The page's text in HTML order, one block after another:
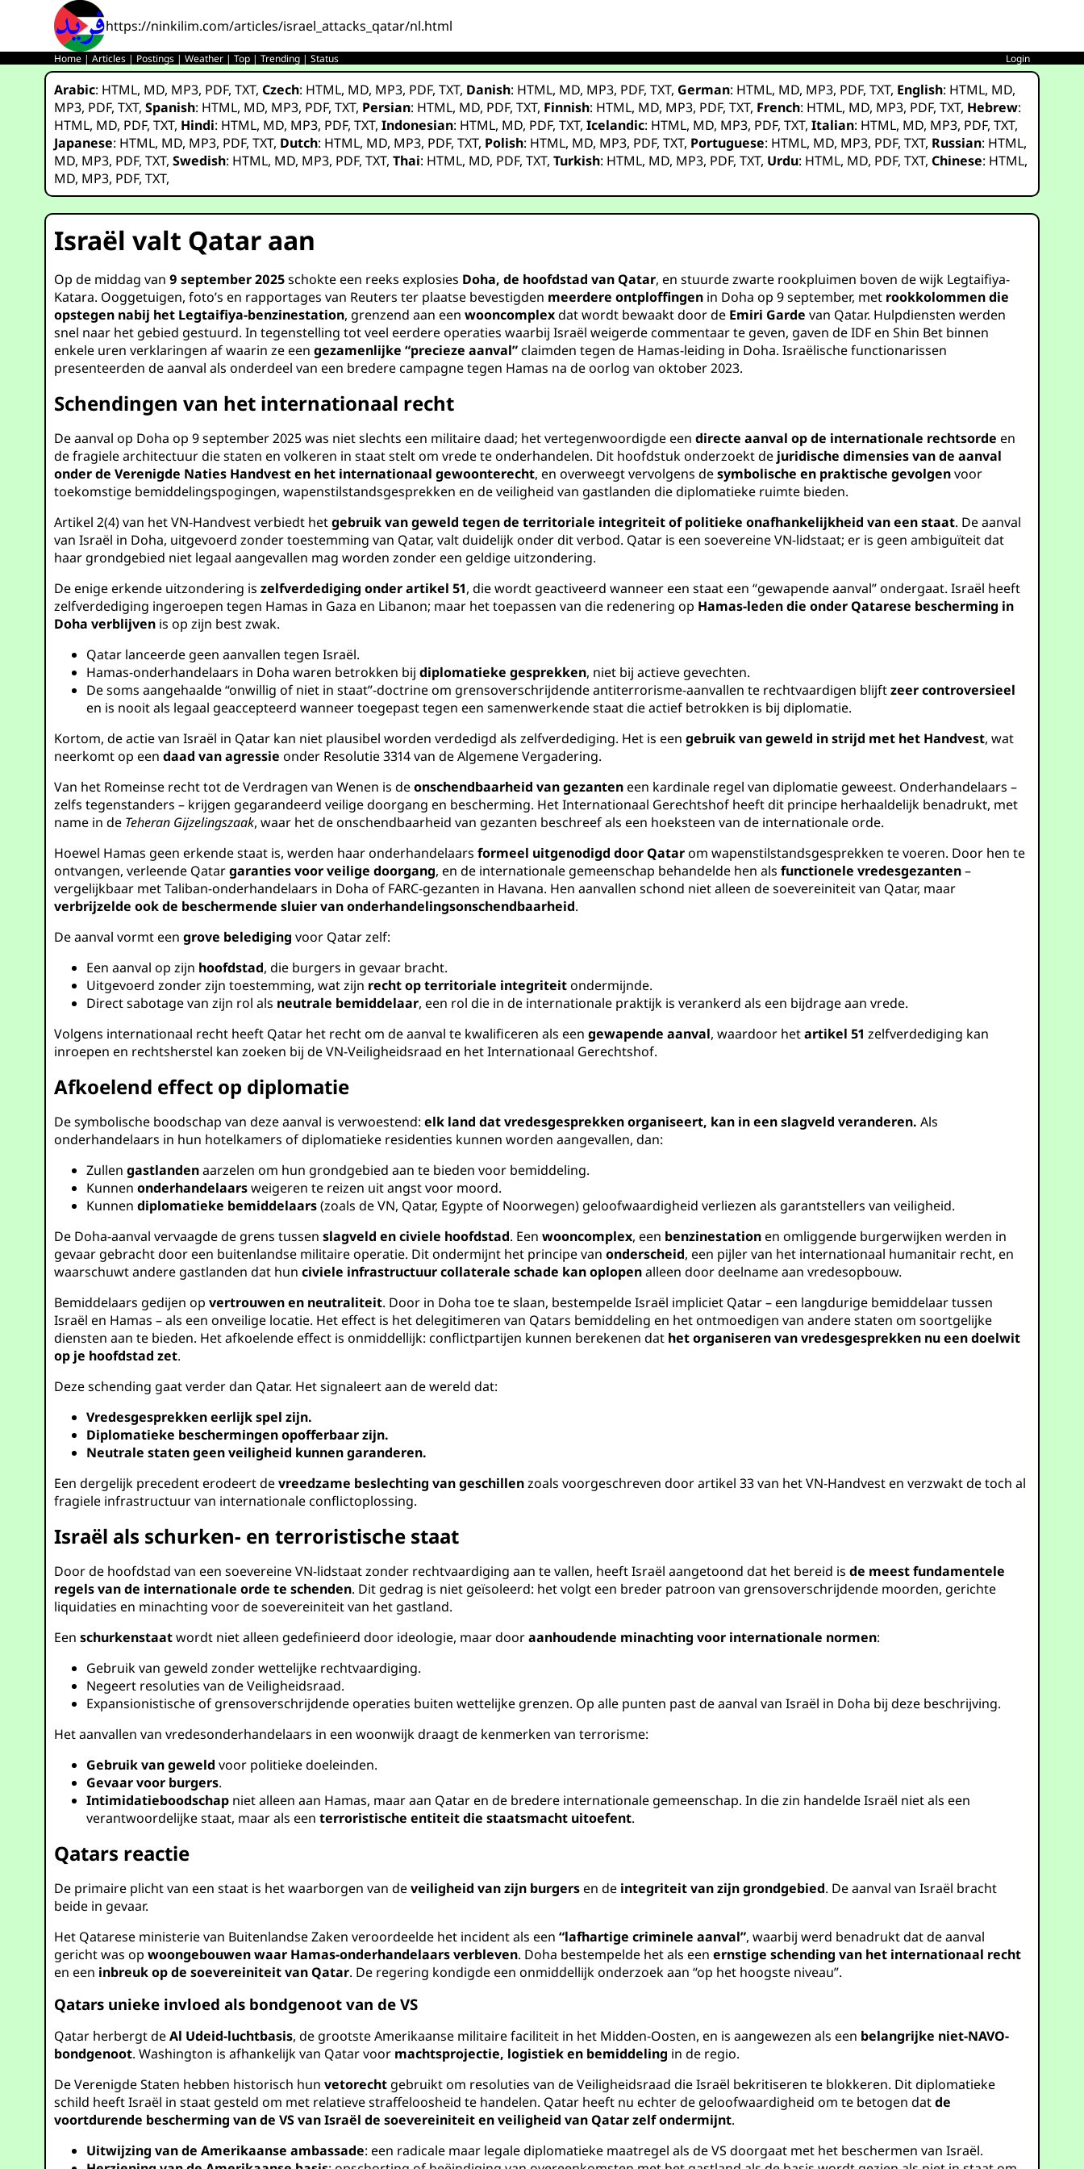
https://ninkilim.com/articles/israel_attacks_qatar/nl.html
Home |Articles | Postings |Weather |Top |Trending |Status Login
Arabic: HTML, MD, MP3, PDF,TXT,Czech: HTML, MD, MP3, PDF,TXT, Danish: HTML, MD, MP3, PDF,TXT, German: HTML, MD, MP3, PDF,TXT, English: HTML, MD,
MP3, PDF,TXT,Spanish: HTML, MD, MP3, PDF,TXT, Persian: HTML, MD, PDF,TXT, Finnish: HTML, MD, MP3, PDF,TXT, French: HTML, MD, MP3, PDF,TXT, Hebrew:
HTML, MD, PDF,TXT, Hindi: HTML, MD, MP3, PDF,TXT,Indonesian: HTML, MD, PDF,TXT,Icelandic: HTML, MD, MP3, PDF,TXT,Italian: HTML, MD, MP3, PDF,TXT,
Japanese: HTML, MD, MP3, PDF,TXT, Dutch: HTML, MD, MP3, PDF,TXT, Polish: HTML, MD, MP3, PDF,TXT, Portuguese: HTML, MD, MP3, PDF,TXT, Russian: HTML,
MD, MP3, PDF,TXT,Swedish: HTML, MD, MP3, PDF,TXT,Thai: HTML, MD, PDF,TXT,Turkish: HTML, MD, MP3, PDF,TXT, Urdu: HTML, MD, PDF,TXT,Chinese: HTML,
MD, MP3, PDF,TXT,
Israël valt Qatar aan
Op de middag van9 september 2025schokte een reeks explosies Doha, de hoofdstad van Qatar, en stuurde zwarte rookpluimen boven de wijk Legtaifiya-
Katara. Ooggetuigen, foto’s en rapportages van Reuters ter plaatse bevestigden meerdere ontploffingen in Doha op 9 september, met rookkolommen die
opstegen nabij het Legtaifiya-benzinestation, grenzend aan eenwooncomplexdat wordt bewaakt door de Emiri Garde van Qatar. Hulpdiensten werden
snel naar het gebied gestuurd. In tegenstelling tot veel eerdere operaties waarbij Israël weigerde commentaar te geven, gaven de IDF en Shin Bet binnen
enkele uren verklaringen af waarin ze eengezamenlijke “precieze aanval”claimden tegen de Hamas-leiding in Doha. Israëlische functionarissen
presenteerden de aanval als onderdeel van een bredere campagne tegen Hamas na de oorlog van oktober 2023.
Schendingen van het internationaal recht
De aanval op Doha op 9 september 2025 was niet slechts een militaire daad; het vertegenwoordigde eendirecte aanval op de internationale rechtsorde en
de fragiele architectuur die staten en volkeren in staat stelt om vrede te onderhandelen. Dit hoofdstuk onderzoekt de juridische dimensies van de aanval
onder de Verenigde Naties Handvest en het internationaal gewoonterecht, en overweegt vervolgens desymbolische en praktische gevolgenvoor
toekomstige bemiddelingspogingen, wapenstilstandsgesprekken en de veiligheid van gastlanden die diplomatieke ruimte bieden.
Artikel 2(4) van het VN-Handvest verbiedt hetgebruik van geweld tegen de territoriale integriteit of politieke onafhankelijkheid van een staat. De aanval
van Israël in Doha, uitgevoerd zonder toestemming van Qatar, valt duidelijk onder dit verbod. Qatar is een soevereine VN-lidstaat; er is geen ambiguïteit dat
haar grondgebied niet legaal aangevallen mag worden zonder een geldige uitzondering.
De enige erkende uitzondering iszelfverdediging onder artikel 51, die wordt geactiveerd wanneer een staat een “gewapende aanval” ondergaat. Israël heeft
zelfverdediging ingeroepen tegen Hamas in Gaza en Libanon; maar het toepassen van die redenering op Hamas-leden die onder Qatarese bescherming in
Doha verblijven is op zijn best zwak.
Qatar lanceerde geen aanvallen tegen Israël.
Hamas-onderhandelaars in Doha waren betrokken bijdiplomatieke gesprekken, niet bij actieve gevechten.
De soms aangehaalde “onwillig of niet in staat”-doctrine om grensoverschrijdende antiterrorisme-aanvallen te rechtvaardigen blijftzeer controversieel
en is nooit als legaal geaccepteerd wanneer toegepast tegen een samenwerkende staat die actief betrokken is bij diplomatie.
Kortom, de actie van Israël in Qatar kan niet plausibel worden verdedigd als zelfverdediging. Het is eengebruik van geweld in strijd met het Handvest, wat
neerkomt op eendaad van agressie onder Resolutie 3314 van de Algemene Vergadering.
Van het Romeinse recht tot de Verdragen van Wenen is deonschendbaarheid van gezanteneen kardinale regel van diplomatie geweest. Onderhandelaars –
zelfs tegenstanders – krijgen gegarandeerd veilige doorgang en bescherming. Het Internationaal Gerechtshof heeft dit principe herhaaldelijk benadrukt, met
name in de Teheran Gijzelingszaak, waar het de onschendbaarheid van gezanten beschreef als een hoeksteen van de internationale orde.
Hoewel Hamas geen erkende staat is, werden haar onderhandelaarsformeel uitgenodigd door Qatarom wapenstilstandsgesprekken te voeren. Door hen te
ontvangen, verleende Qatargaranties voor veilige doorgang, en de internationale gemeenschap behandelde hen alsfunctionele vredesgezanten–
vergelijkbaar met Taliban-onderhandelaars in Doha of FARC-gezanten in Havana. Hen aanvallen schond niet alleen de soevereiniteit van Qatar, maar
verbrijzelde ook de beschermende sluier van onderhandelingsonschendbaarheid.
De aanval vormt eengrove belediging voor Qatar zelf:
Een aanval op zijn hoofdstad, die burgers in gevaar bracht.
Uitgevoerd zonder zijn toestemming, wat zijn recht op territoriale integriteitondermijnde.
Direct sabotage van zijn rol als neutrale bemiddelaar, een rol die in de internationale praktijk is verankerd als een bijdrage aan vrede.
Volgens internationaal recht heeft Qatar het recht om de aanval te kwalificeren als eengewapende aanval, waardoor hetartikel 51 zelfverdediging kan
inroepen en rechtsherstel kan zoeken bij de VN-Veiligheidsraad en het Internationaal Gerechtshof.
Afkoelend effect op diplomatie
De symbolische boodschap van deze aanval is verwoestend:elk land dat vredesgesprekken organiseert, kan in een slagveld veranderen. Als
onderhandelaars in hun hotelkamers of diplomatieke residenties kunnen worden aangevallen, dan:
Zullengastlandenaarzelen om hun grondgebied aan te bieden voor bemiddeling.
Kunnenonderhandelaarsweigeren te reizen uit angst voor moord.
Kunnendiplomatieke bemiddelaars(zoals de VN, Qatar, Egypte of Noorwegen) geloofwaardigheid verliezen als garantstellers van veiligheid.
De Doha-aanval vervaagde de grens tussenslagveld en civiele hoofdstad. Eenwooncomplex, een benzinestationen omliggende burgerwijken werden in
gevaar gebracht door een buitenlandse militaire operatie. Dit ondermijnt het principe vanonderscheid, een pijler van het internationaal humanitair recht, en
waarschuwt andere gastlanden dat hunciviele infrastructuur collaterale schade kan oplopenalleen door deelname aan vredesopbouw.
Bemiddelaars gedijen opvertrouwen en neutraliteit. Door in Doha toe te slaan, bestempelde Israël impliciet Qatar – een langdurige bemiddelaar tussen
Israël en Hamas – als een onveilige locatie. Het effect is het delegitimeren van Qatars bemiddeling en het ontmoedigen van andere staten om soortgelijke
diensten aan te bieden. Het afkoelende effect is onmiddellijk: conflictpartijen kunnen berekenen dat het organiseren van vredesgesprekken nu een doelwit
op je hoofdstad zet.
Deze schending gaat verder dan Qatar. Het signaleert aan de wereld dat:
Vredesgesprekken eerlijk spel zijn.
Diplomatieke beschermingen opofferbaar zijn.
Neutrale staten geen veiligheid kunnen garanderen.
Een dergelijk precedent erodeert devreedzame beslechting van geschillenzoals voorgeschreven door artikel 33 van het VN-Handvest en verzwakt de toch al
fragiele infrastructuur van internationale conflictoplossing.
Israël als schurken- en terroristische staat
Door de hoofdstad van een soevereine VN-lidstaat zonder rechtvaardiging aan te vallen, heeft Israël aangetoond dat het bereid isde meest fundamentele
regels van de internationale orde te schenden. Dit gedrag is niet geïsoleerd: het volgt een breder patroon van grensoverschrijdende moorden, gerichte
liquidaties en minachting voor de soevereiniteit van het gastland.
Eenschurkenstaatwordt niet alleen gedefinieerd door ideologie, maar dooraanhoudende minachting voor internationale normen:
Gebruik van geweld zonder wettelijke rechtvaardiging.
Negeert resoluties van de Veiligheidsraad.
Expansionistische of grensoverschrijdende operaties buiten wettelijke grenzen. Op alle punten past de aanval van Israël in Doha bij deze beschrijving.
Het aanvallen van vredesonderhandelaars in een woonwijk draagt de kenmerken van terrorisme:
Gebruik van geweld voor politieke doeleinden.
Gevaar voor burgers.
Intimidatieboodschap niet alleen aan Hamas, maar aan Qatar en de bredere internationale gemeenschap. In die zin handelde Israël niet als een
verantwoordelijke staat, maar als eenterroristische entiteit die staatsmacht uitoefent.
Qatars reactie
De primaire plicht van een staat is het waarborgen van deveiligheid van zijn burgersen de integriteit van zijn grondgebied. De aanval van Israël bracht
beide in gevaar.
Het Qatarese ministerie van Buitenlandse Zaken veroordeelde het incident als een“lafhartige criminele aanval”, waarbij werd benadrukt dat de aanval
gericht was opwoongebouwen waar Hamas-onderhandelaars verbleven. Doha bestempelde het als eenernstige schending van het internationaal recht
en een inbreuk op de soevereiniteit van Qatar. De regering kondigde een onmiddellijk onderzoek aan “op het hoogste niveau”.
Qatars unieke invloed als bondgenoot van de VS
Qatar herbergt deAl Udeid-luchtbasis, de grootste Amerikaanse militaire faciliteit in het Midden-Oosten, en is aangewezen als een belangrijke niet-NAVO-
bondgenoot. Washington is afhankelijk van Qatar voor machtsprojectie, logistiek en bemiddeling in de regio.
De Verenigde Staten hebben historisch hunvetorecht gebruikt om resoluties van de Veiligheidsraad die Israël bekritiseren te blokkeren. Dit diplomatieke
schild heeft Israël in staat gesteld om met relatieve straffeloosheid te handelen. Qatar heeft nu echter de geloofwaardigheid om te betogen datde
voortdurende bescherming van de VS van Israël de soevereiniteit en veiligheid van Qatar zelf ondermijnt.
Uitwijzing van de Amerikaanse ambassade: een radicale maar legale diplomatieke maatregel als de VS doorgaat met het beschermen van Israël.